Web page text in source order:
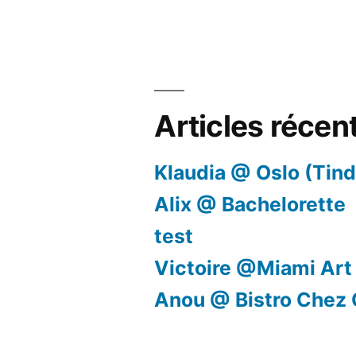
Articles
Klaudia @ Oslo
Alix @ Bachelorette
test
Victoire @Miami Art
Anou @ Bistro Chez